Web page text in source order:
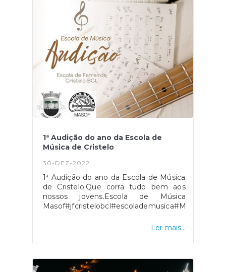
1ª Audição do ano da Escola de
Música de Cristelo
30-DEZ-2022
1ª Audição do ano da Escola de Música
de Cristelo.Que corra tudo bem aos
nossos jovens.Escola de Música
Masof#jfcristelobcl#escolademusica#Masof
Ler mais...